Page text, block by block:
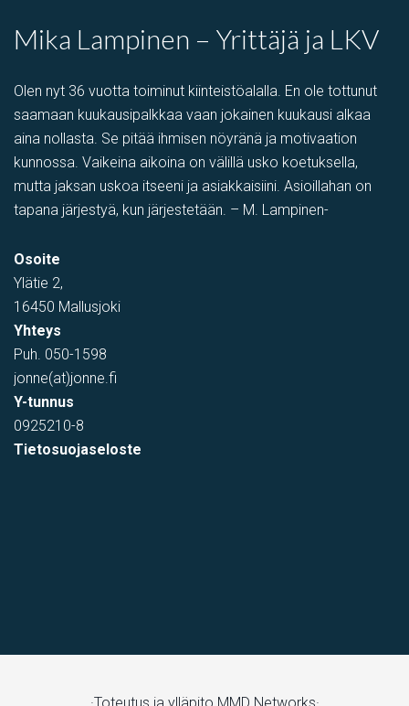
Mika Lampinen – Yrittäjä ja LKV
Olen nyt 36 vuotta toiminut kiinteistöalalla. En ole tottunut
saamaan kuukausipalkkaa vaan jokainen kuukausi alkaa
aina nollasta. Se pitää ihmisen nöyränä ja motivaation
kunnossa. Vaikeina aikoina on välillä usko koetuksella,
mutta jaksan uskoa itseeni ja asiakkaisiini. Asioillahan on
tapana järjestyä, kun järjestetään. – M. Lampinen-
Osoite
Ylätie 2,
16450 Mallusjoki
Yhteys
Puh. 050-1598
jonne(at)jonne.fi
Y-tunnus
0925210-8
Tietosuojaseloste